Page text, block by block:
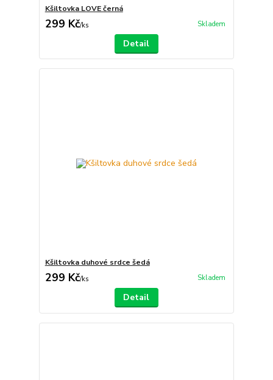
Kšiltovka LOVE černá
299 Kč/ks Skladem
Detail
Kšiltovka duhové srdce šedá
299 Kč/ks Skladem
Detail